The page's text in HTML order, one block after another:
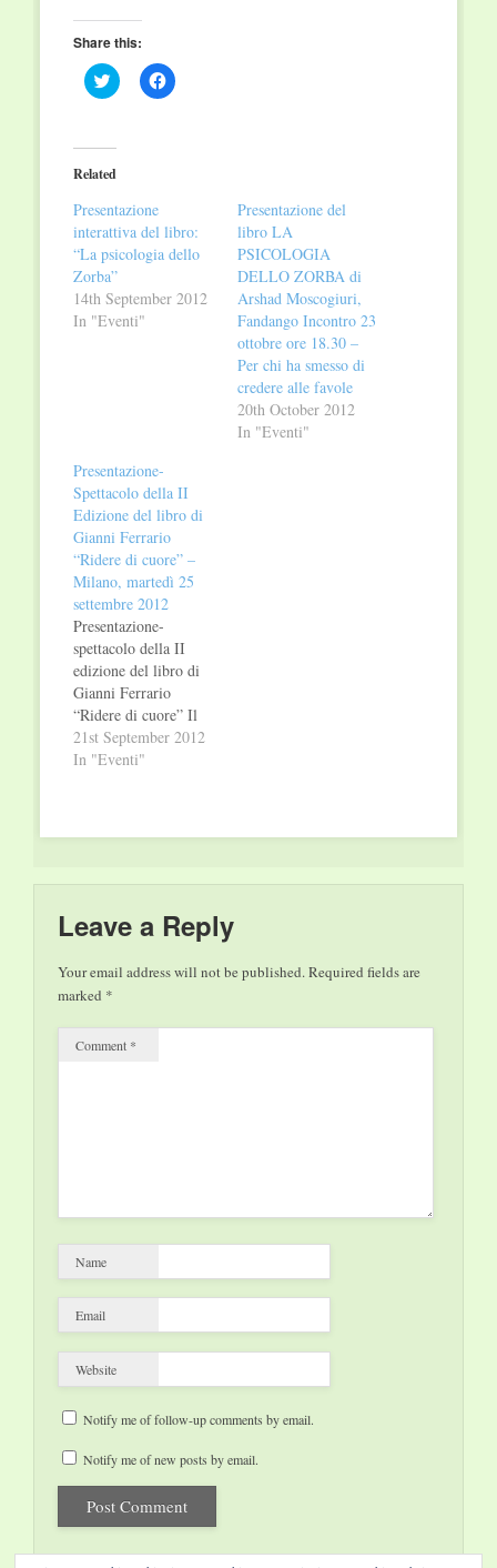
Share this:
Click
to
(Opens
in
new
Click
to
Related
Presentazione
interattiva del libro:
“La psicologia dello
Zorba”
14th September 2012
In "Eventi"
Presentazione del
libro LA
PSICOLOGIA
DELLO ZORBA di
Arshad Moscogiuri,
Fandango Incontro 23
ottobre ore 18.30 –
Per chi ha smesso di
credere alle favole
20th October 2012
In "Eventi"
Presentazione-
Spettacolo della II
Edizione del libro di
Gianni Ferrario
“Ridere di cuore” –
Milano, martedì 25
settembre 2012
Presentazione-
spettacolo della II
edizione del libro di
Gianni Ferrario
“Ridere di cuore” Il
potere terapeutico
della risata Tecniche
ridere è un cuore
allenato a vedere le
della vita. L’autore
tratterà…
21st September 2012
In "Eventi"
Leave a Reply
Your email address will not be published.Required fields are
marked *
Comment *
Name
Email
Website
Notify me of follow-up comments by email.
Notify me of new posts by email.